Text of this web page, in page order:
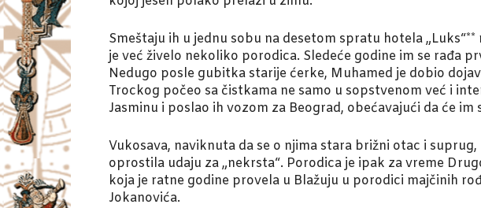
Smeštaju ih u jednu sobu na desetom spratu hotela
je već živelo nekoliko porodica. Sledeće godine im se rađa
Nedugo posle gubitka starije ćerke, Muhamed je dobio
Trockog počeo sa čistkama ne samo u sopstvenom već i
Jasminu i poslao ih vozom za Beograd, obećavajući da će
Vukosava, naviknuta da se o njima stara brižni otac i
oprostila udaju za „nekrsta“. Porodica je ipak za vreme
koja je ratne godine provela u Blažuju u porodici majčinih
Jokanovića.